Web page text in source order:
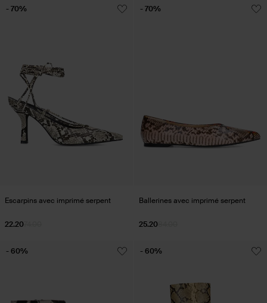
Escarpins avec imprimé serpent
22.20
- 70%
Ballerines avec imprimé serpent
25.20
- 70%
- 60% - 60%